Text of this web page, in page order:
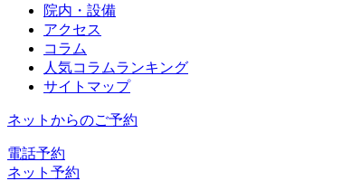
院内・設備
アクセス
コラム
人気コラムランキング
サイトマップ
ネットからのご予約
電話予約
ネット予約